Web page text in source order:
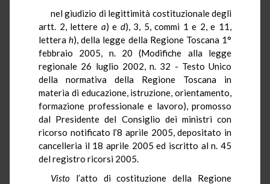
nel giudizio di legittimità costituzionale degli
artt. 2, lettere a) e d), 3, 5, commi 1 e 2, e 11,
letterah), della legge della Regione Toscana 1°
febbraio 2005, n. 20 (Modifiche alla legge
regionale 26 luglio 2002, n. 32 - Testo Unico
della normativa della Regione Toscana in
materia di educazione, istruzione, orientamento,
formazione professionale e lavoro), promosso
dal Presidente del Consiglio dei ministri con
ricorso notificato l’8 aprile 2005, depositato in
cancelleria il 18 aprile 2005 ed iscritto al n. 45
del registro ricorsi 2005.
Visto l’atto di costituzione della Regione